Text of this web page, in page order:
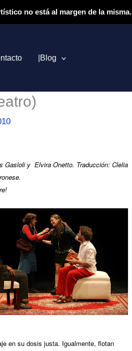
no está al margen de la misma.
|Blog
Gasloli y Elvira Onetto. Traducción: Clelia
en su dosis justa. Igualmente, flotan